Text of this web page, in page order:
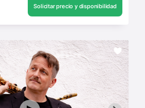
Solicitar precio y disponibilidad